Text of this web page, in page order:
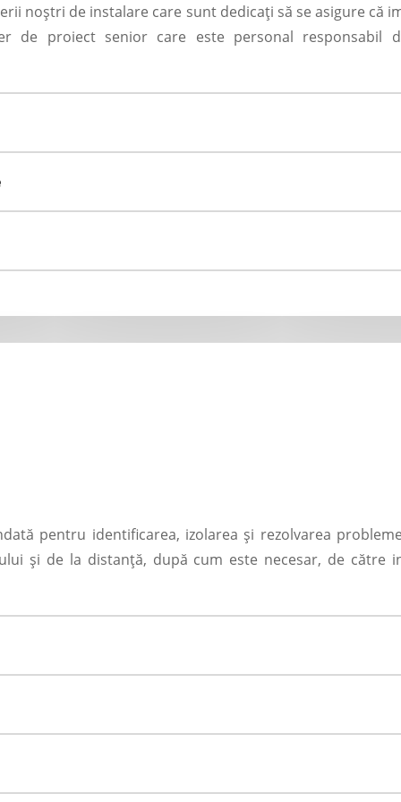
noștri de instalare care sunt dedicați să se asigure că
de proiect senior care este personal responsabil
pentru identificarea, izolarea și rezolvarea
și de la distanță, după cum este necesar, de către